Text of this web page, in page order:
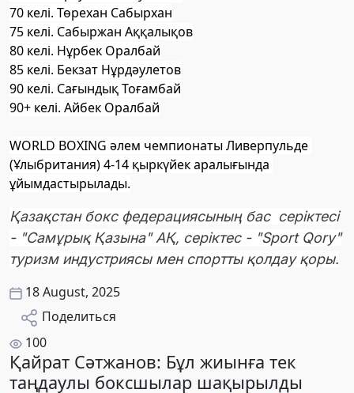
70 келі. Төрехан Сабырхан
75 келі. Сабыржан Аққалықов
80 келі. Нұрбек Оралбай
85 келі. Бекзат Нұрдәулетов
90 келі. Сағындық Тоғамбай
90+ келі. Айбек Оралбай
WORLD BOXING әлем чемпионаты Ливерпульде
(Ұлыбритания) 4-14 қыркүйек аралығында
ұйымдастырылады.
Қазақстан бокс федерациясының бас серіктесі
- "Самұрық Қазына" АҚ, серіктес - "Sport Qory"
туризм индустриясы мен спортты қолдау қоры.
18 August, 2025
Поделиться
100
Қайрат Сәтжанов: Бұл жиынға тек
таңдаулы боксшылар шақырылды